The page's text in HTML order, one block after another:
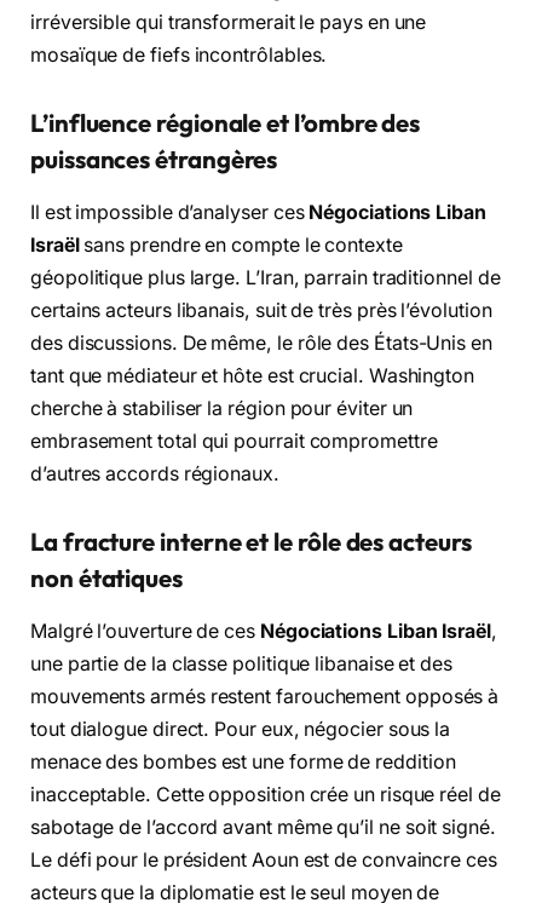
irréversible qui transformerait le pays en une
mosaïque de fiefs incontrôlables.
L’influence régionale et l’ombre des
puissances étrangères
Il est impossible d’analyser ces Négociations Liban
Israëlsans prendre en compte le contexte
géopolitique plus large. L’Iran, parrain traditionnel de
certains acteurs libanais, suit de très près l’évolution
des discussions. De même, le rôle des États-Unis en
tant que médiateur et hôte est crucial. Washington
cherche à stabiliser la région pour éviter un
embrasement total qui pourrait compromettre
d’autres accords régionaux.
La fracture interne et le rôle des acteurs
non étatiques
Malgré l’ouverture de ces Négociations Liban Israël,
une partie de la classe politique libanaise et des
mouvements armés restent farouchement opposés à
tout dialogue direct. Pour eux, négocier sous la
menace des bombes est une forme de reddition
inacceptable. Cette opposition crée un risque réel de
sabotage de l’accord avant même qu’il ne soit signé.
Le défi pour le président Aoun est de convaincre ces
acteurs que la diplomatie est le seul moyen de